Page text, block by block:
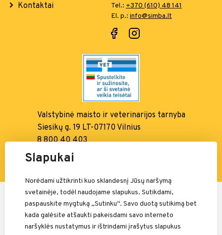
Kontaktai
Tel.: +370 (610) 48 141
El. p.: info@simba.lt
Valstybinė maisto ir veterinarijos tarnyba
Siesikų g. 19 LT-07170 Vilnius
8 800 40 403
info@vmvt.lt, www.vmvt.lt
Mokėjimais rūpinasi:
Slapukai
Norėdami užtikrinti kuo sklandesnį Jūsų naršymą
svetainėje, todėl naudojame slapukus. Sutikdami,
paspauskite mygtuką „Sutinku“. Savo duotą sutikimą bet
kada galėsite atšaukti pakeisdami savo interneto
naršyklės nustatymus ir ištrindami įrašytus slapukus